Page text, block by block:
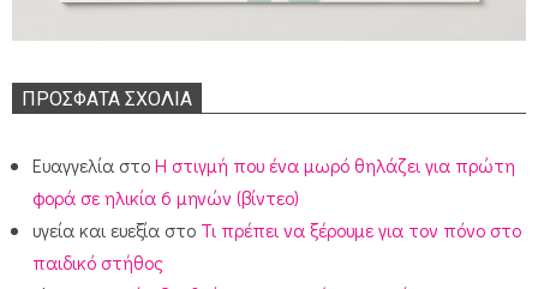
ΠΡΌΣΦΑΤΑ ΣΧΌΛΙΑ
Ευαγγελία στοΗ στιγμή που ένα μωρό θηλάζει για πρώτη
φορά σε ηλικία 6 μηνών (βίντεο)
υγεία και ευεξία στο Τι πρέπει να ξέρουμε για τον πόνο στο
παιδικό στήθος